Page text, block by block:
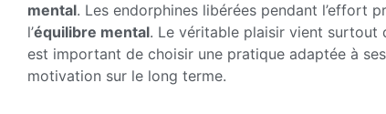
mental. Les endorphines libérées pendant l’effort
l’équilibre mental. Le véritable plaisir vient surtout
est important de choisir une pratique adaptée à
motivation sur le long terme.